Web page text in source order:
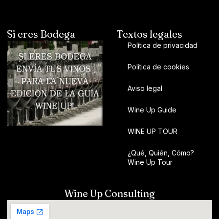
Si eres Bodega Textos legales
Política de privacidad
Política de cookies
Aviso legal
Wine Up Guide
WINE UP TOUR
¿Qué, Quién, Cómo?
Wine Up Tour
Wine Up Consulting